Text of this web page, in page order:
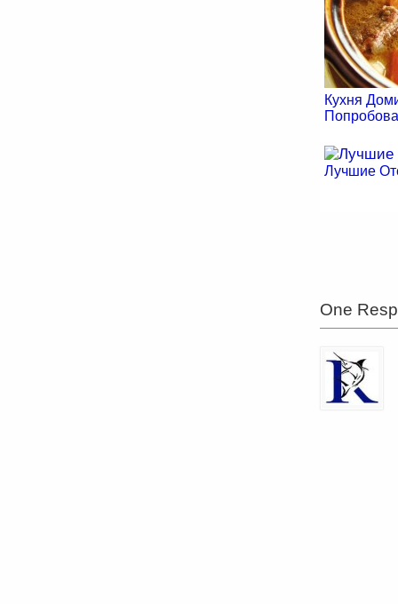
Кухня
Лучшие
One